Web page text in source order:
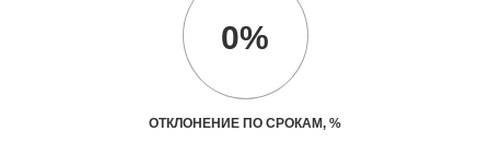
0%
ОТКЛОНЕНИЕ ПО СРОКАМ, %